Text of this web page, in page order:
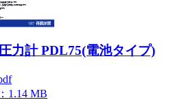
力計 PDL75(電池タイプ)
1.14 MB